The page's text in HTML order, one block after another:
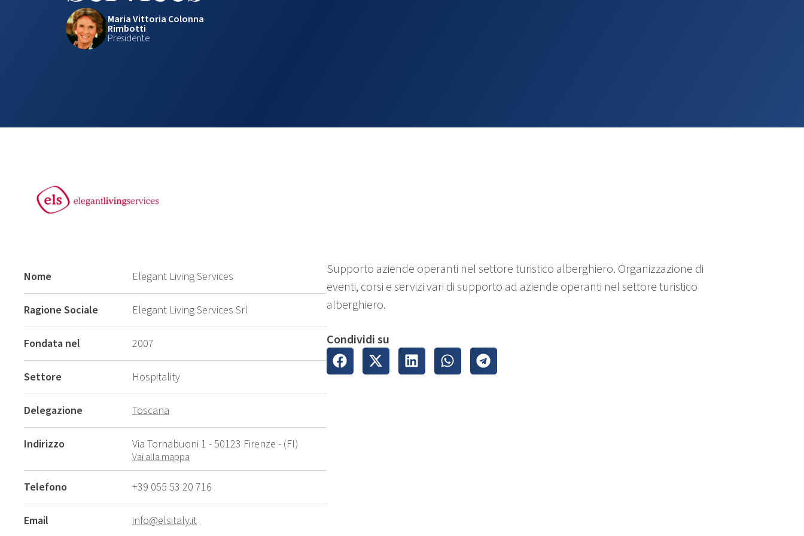
Maria Vittoria Colonna
Rimbotti
Presidente
Nome Elegant Living Services
Ragione Sociale Elegant Living Services Srl
Fondata nel 2007
Settore Hospitality
Delegazione Toscana
Indirizzo Via Tornabuoni 1 - 50123 Firenze - (FI)
Vai alla mappa
Telefono +39 055 53 20 716
Email info@elsitaly.it
Supporto aziende operanti nel settore turistico alberghiero. Organizzazione di
eventi, corsi e servizi vari di supporto ad aziende operanti nel settore turistico
alberghiero.
Condividi su